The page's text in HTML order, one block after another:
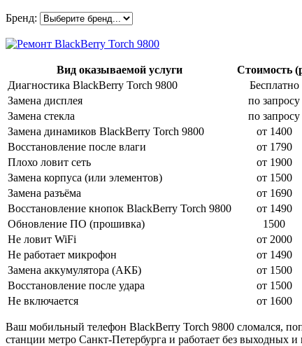
Бренд:
Вид оказываемой услуги
Стоимость
Диагностика BlackBerry Torch 9800
Бесплатно
Замена дисплея
по запросу
Замена стекла
по запросу
Замена динамиков BlackBerry Torch 9800
от 1400
Восстановление после влаги
от 1790
Плохо ловит сеть
от 1900
Замена корпуса (или элементов)
от 1500
Замена разъёма
от 1690
Восстановление кнопок BlackBerry Torch 9800
от 1490
Обновление ПО (прошивка)
1500
Не ловит WiFi
от 2000
Не работает микрофон
от 1490
Замена аккумулятора (АКБ)
от 1500
Восстановление после удара
от 1500
Не включается
от 1600
Ваш мобильный телефон BlackBerry Torch 9800 сломался,
станции метро Санкт-Петербурга и работает без выходных